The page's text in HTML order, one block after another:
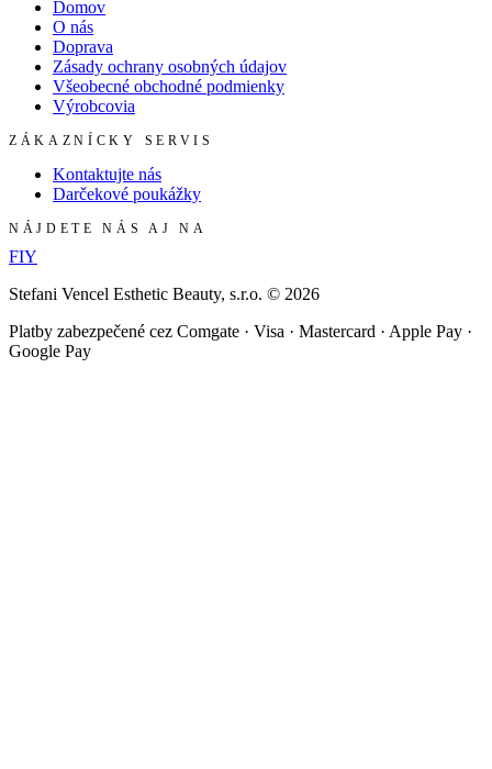
Domov
O nás
Doprava
Zásady ochrany osobných údajov
Všeobecné obchodné podmienky
Výrobcovia
ZÁKAZNÍCKY SERVIS
Kontaktujte nás
Darčekové poukážky
NÁJDETE NÁS AJ NA
FIY
Stefani Vencel Esthetic Beauty, s.r.o. © 2026
Platby zabezpečené cez Comgate · Visa · Mastercard · Apple Pay ·
Google Pay